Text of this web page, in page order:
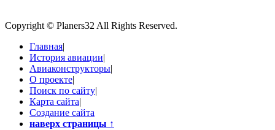
Copyright © Planers32 All Rights Reserved.
Главная|
История авиации|
Авиаконструкторы|
О проекте|
Поиск по сайту|
Карта сайта|
Создание сайта
наверх страницы ↑